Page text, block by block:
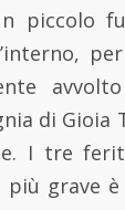
piccolo
di Gioia
I tre
grave